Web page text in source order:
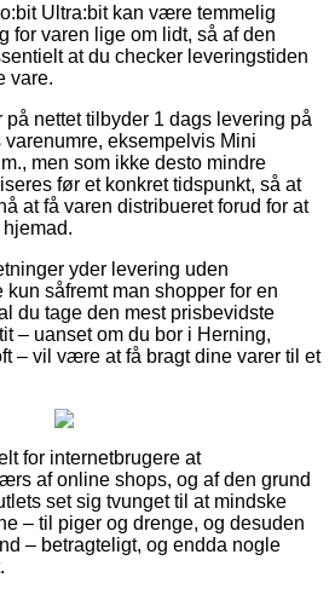
Ultra:bit kan være temmelig
for varen lige om lidt, så af den
at du checker leveringstiden
vare.
på nettet tilbyder 1 dags levering på
eksempelvis Mini
men som ikke desto mindre
før et konkret tidspunkt, så at
at få varen distribueret forud for at
yder levering uden
kun såfremt man shopper for en
du tage den mest prisbevidste
– uanset om du bor i Herning,
– vil være at få bragt dine varer til et
for internetbrugere at
af online shops, og af den grund
set sig tvunget til at mindske
– til piger og drenge, og desuden
– betragteligt, og endda nogle